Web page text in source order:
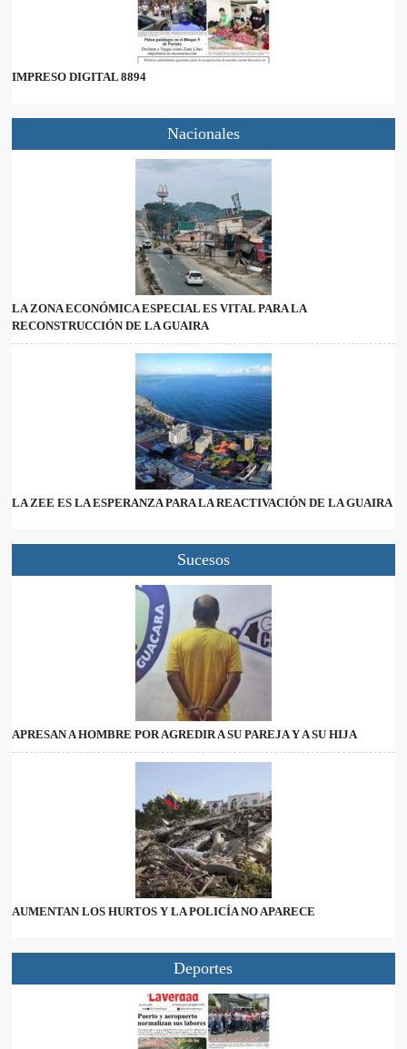
IMPRESO DIGITAL 8894
Nacionales
LA ZONA ECONÓMICA ESPECIAL ES VITAL PARA LA
RECONSTRUCCIÓN DE LA GUAIRA
LA ZEE ES LA ESPERANZA PARA LA REACTIVACIÓN DE LA GUAIRA
Sucesos
APRESAN A HOMBRE POR AGREDIR A SU PAREJA Y A SU HIJA
AUMENTAN LOS HURTOS Y LA POLICÍA NO APARECE
Deportes